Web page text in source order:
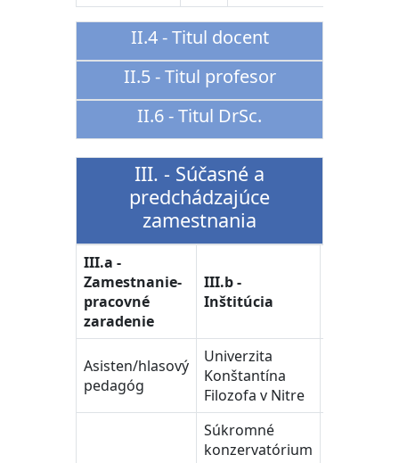
II.4 - Titul docent
II.5 - Titul profesor
II.6 - Titul DrSc.
III. - Súčasné a
predchádzajúce
zamestnania
III.a -
Zamestnanie-
pracovné
zaradenie
III.b -
Inštitúcia
Asisten/hlasový
pedagóg
Univerzita
Konštantína
Filozofa v Nitre
Súkromné
konzervatórium